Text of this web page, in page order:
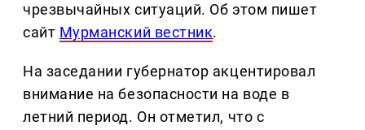
чрезвычайных ситуаций. Об этом пишет
сайт Мурманский вестник.
На заседании губернатор акцентировал
внимание на безопасности на воде в
летний период. Он отметил, что с